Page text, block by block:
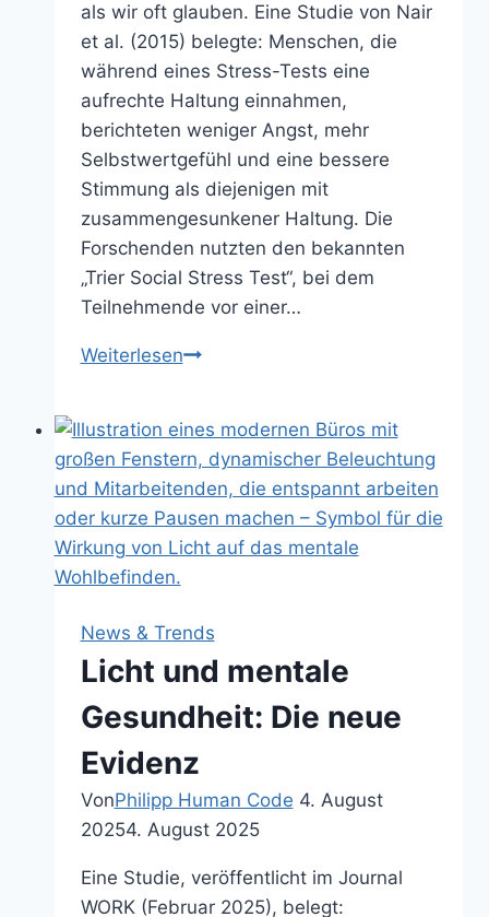
als wir oft glauben. Eine Studie von Nair
et al. (2015) belegte: Menschen, die
während eines Stress-Tests eine
aufrechte Haltung einnahmen,
berichteten weniger Angst, mehr
Selbstwertgefühl und eine bessere
Stimmung als diejenigen mit
zusammengesunkener Haltung. Die
Forschenden nutzten den bekannten
„Trier Social Stress Test“, bei dem
Teilnehmende vor einer…
WeiterlesenWürdevolle
Stress:
Was
die
Forschung
zeigt
News & Trends
Licht und mentale
Gesundheit: Die neue
Evidenz
VonPhilipp Human Code 4. August
20254. August 2025
Eine Studie, veröffentlicht im Journal
WORK (Februar 2025), belegt: